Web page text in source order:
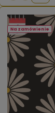
Na zamówienie